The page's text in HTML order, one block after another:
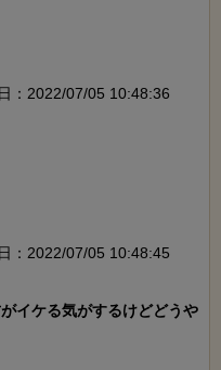
：2022/07/05 10:48:36
：2022/07/05 10:48:45
イケる気がするけどどうや